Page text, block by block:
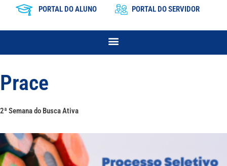
PORTAL DO ALUNO PORTAL DO SERVIDOR
Prace
2ª Semana do Busca Ativa